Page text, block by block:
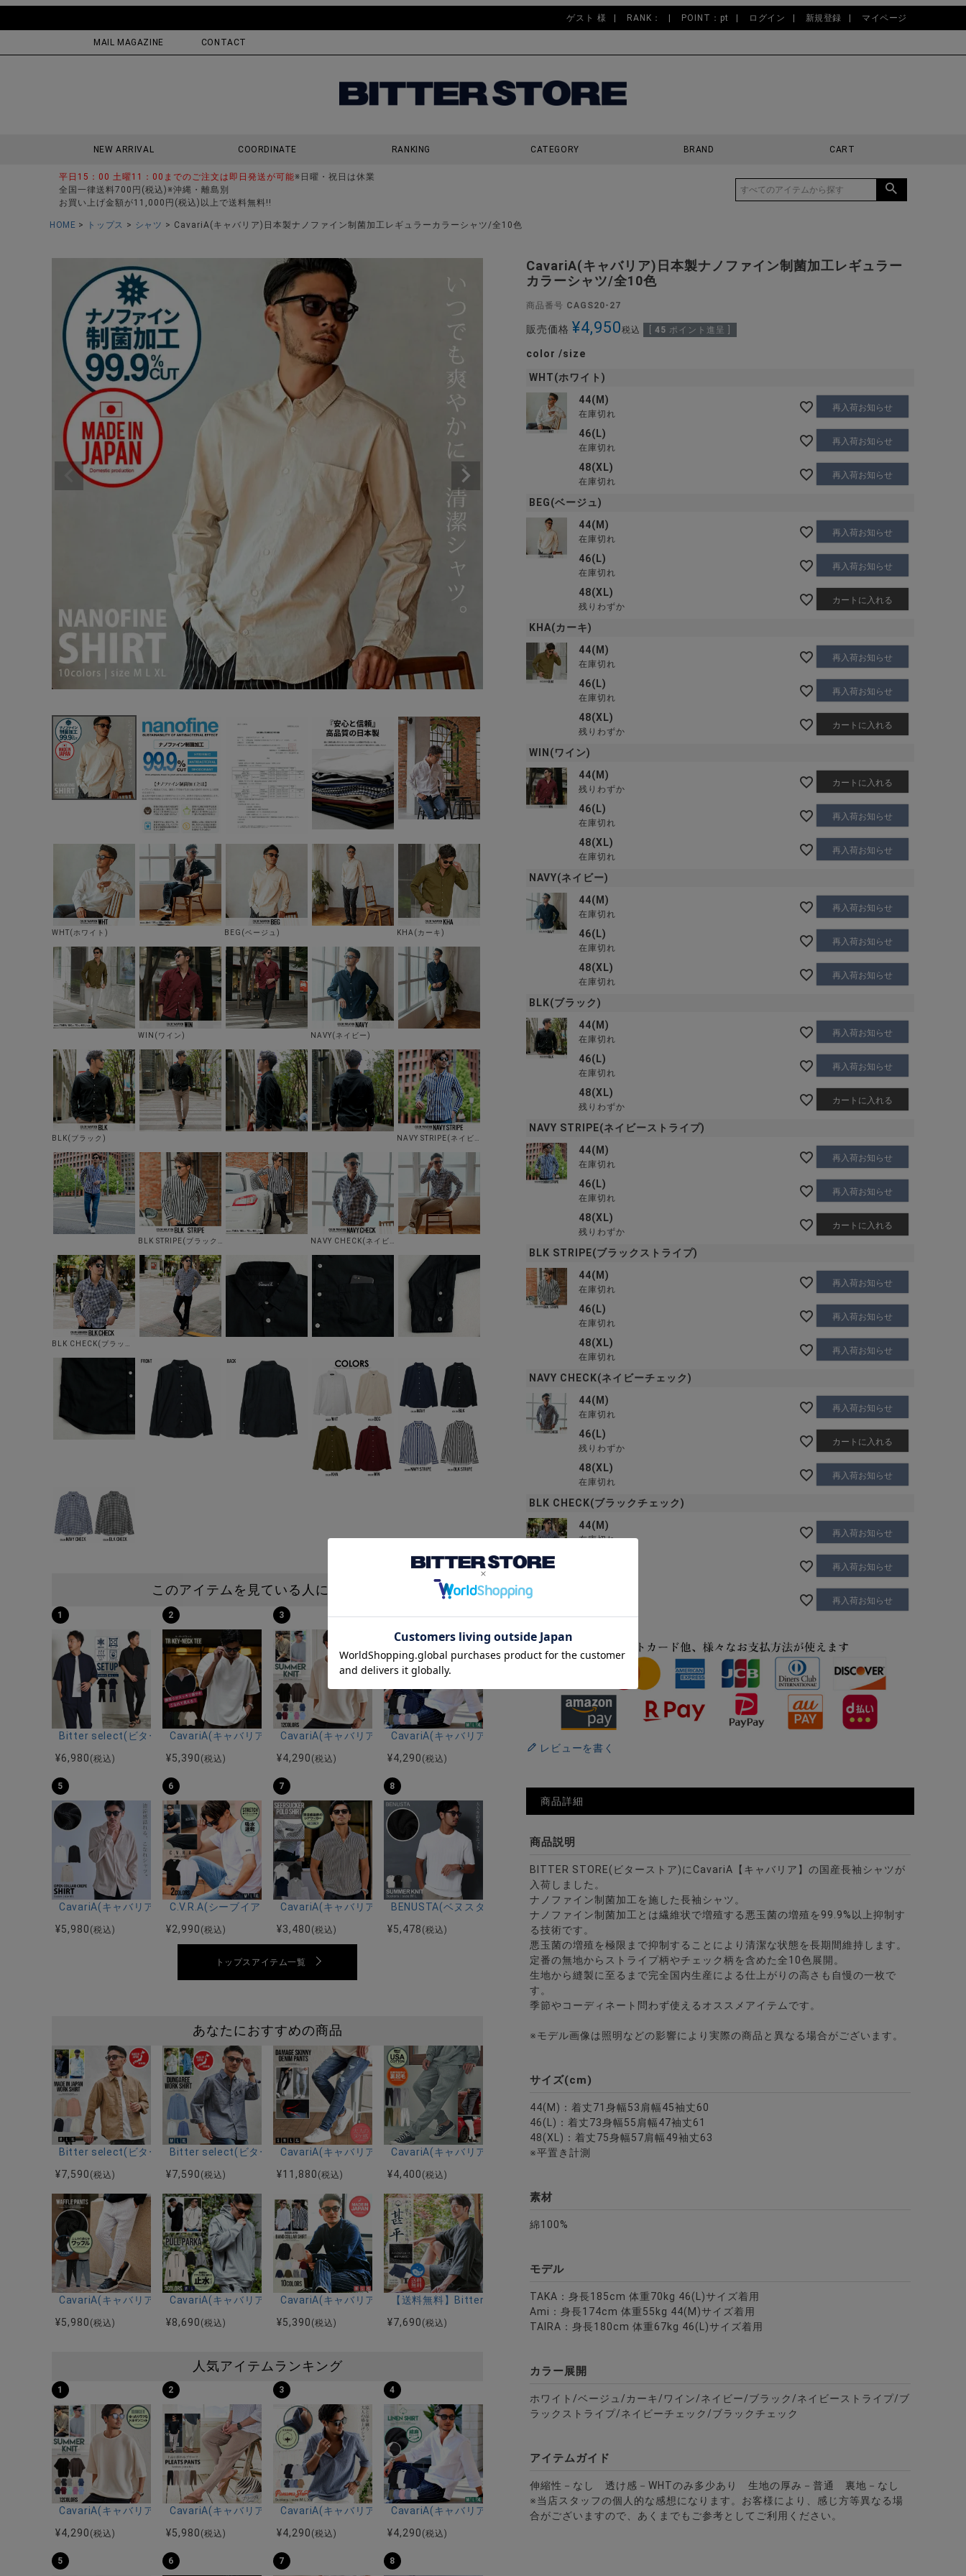
ゲスト 様 RANK： POINT：pt ログイン 新規登録 マイページ
MAIL MAGAZINE CONTACT
NEW ARRIVAL COORDINATE RANKING CATEGORY BRAND CART
平日15：00 土曜11：00までのご注文は即日発送が可能※日曜・祝日は休業
全国一律送料700円(税込)※沖縄・離島別
お買い上げ金額が11,000円(税込)以上で送料無料!!
HOME トップス シャツ CavariA(キャバリア)日本製ナノファイン制菌加工レギュラーカラーシャツ/全10色
WHT(ホワイト) BEG(ベージュ) KHA(カーキ)
WIN(ワイン) NAVY(ネイビー)
BLK(ブラック)
このアイテムを見ている人におすすめ
1
Bitter select(ビターセレクト)接触冷感スーパーストレッチバンドカラー半袖シャツ＆イージーパンツ/全2色
¥6,980 (税込)
2
CavariA(キャバリア)キーネック半袖Tシャツ/全4色
¥5,390 (税込)
3
CavariA(キャバリア)12Gミラノリブクルーネックドルマンハーフスリーブニット/全12色
¥4,290 (税込)
4
CavariA(キャバリア)コットンリネンホリゾンタルカラー7分袖カプリシャツ/全8色
¥4,290 (税込)
5
CavariA(キャバリア)オープンカラー楊柳シャツ/全3色
¥5,980 (税込)
6
C.V.R.A(シーブイアールエー)吸水速乾コットンタッチクルーネック半袖Tシャツ/全2色
¥2,990 (税込)
7
CavariA(キャバリア)ワイヤー入りイタリアンカラー半袖シアサッカーポロシャツ/全4色
¥3,480 (税込)
8
BENUSTA(ベヌスタ)クルーネック半袖ニット/3色
¥5,478 (税込)
トップスアイテム一覧
あなたにおすすめの商品
Bitter select(ビターセレクト)国産ワークシャツ/全5色
¥7,590 (税込)
Bitter select(ビターセレクト)国産ダンガリーワークシャツ/全3色
¥7,590 (税込)
CavariA(キャバリア)リペア加工スーパーストレッチスキニーデニムパンツ/全3色
¥11,880 (税込)
CavariA(キャバリア)USAコットンヘビーウェイト裏起毛スウェットパンツ/全6色
¥4,400 (税込)
CavariA(キャバリア)2トーンワッフルパンツ/全3色
¥5,980 (税込)
CavariA(キャバリア)止水ジップビッグプルオーバーパーカー/全3色
¥8,690 (税込)
CavariA(キャバリア)バンドカラー長袖シャツ/全10色
¥5,390 (税込)
【送料無料】Bitter select(ビターセレクト)パイル甚平(メンズ)/全3色
¥7,690 (税込)
人気アイテムランキング
1
CavariA(キャバリア)12Gミラノリブクルーネックドルマンハーフスリーブニット/全12色
¥4,290 (税込)
2
CavariA(キャバリア)プリーツ加工イージーロングパンツ/全5色
¥5,980 (税込)
3
CavariA(キャバリア)パナマ織り7分袖カプリシャツ/全9色
¥4,290 (税込)
4
CavariA(キャバリア)コットンリネンホリゾンタルカラー7分袖カプリシャツ/全8色
¥4,290 (税込)
5 6 7 8
CavariA(キャバリア)日本製ナノファイン制菌加工レギュラー
カラーシャツ/全10色
商品番号 CAGS20-27
販売価格 ¥4,950税込 45 ポイント進呈 ]
color size
WHT(ホワイト)
44(M)
在庫切れ
再入荷お知らせ
46(L)
在庫切れ
再入荷お知らせ
48(XL)
在庫切れ
再入荷お知らせ
BEG(ベージュ)
44(M)
在庫切れ
再入荷お知らせ
46(L)
在庫切れ
再入荷お知らせ
48(XL)
残りわずか
カートに入れる
KHA(カーキ)
44(M)
在庫切れ
再入荷お知らせ
46(L)
在庫切れ
再入荷お知らせ
48(XL)
残りわずか
カートに入れる
WIN(ワイン)
44(M)
残りわずか
カートに入れる
46(L)
在庫切れ
再入荷お知らせ
48(XL)
在庫切れ
再入荷お知らせ
NAVY(ネイビー)
44(M)
在庫切れ
再入荷お知らせ
46(L)
在庫切れ
再入荷お知らせ
48(XL)
在庫切れ
再入荷お知らせ
BLK(ブラック)
44(M)
在庫切れ
再入荷お知らせ
46(L)
在庫切れ
再入荷お知らせ
48(XL)
残りわずか
カートに入れる
NAVY STRIPE(ネイビーストライプ)
44(M)
在庫切れ
再入荷お知らせ
46(L)
在庫切れ
再入荷お知らせ
48(XL)
残りわずか
カートに入れる
BLK STRIPE(ブラックストライプ)
44(M)
在庫切れ
再入荷お知らせ
46(L)
在庫切れ
再入荷お知らせ
48(XL)
在庫切れ
再入荷お知らせ
NAVY CHECK(ネイビーチェック)
44(M)
在庫切れ
再入荷お知らせ
46(L)
残りわずか
カートに入れる
48(XL)
在庫切れ
再入荷お知らせ
BLK CHECK(ブラックチェック)
44(M)
在庫切れ
再入荷お知らせ
再入荷お知らせ
再入荷お知らせ
レビューを書く
商品詳細
商品説明
BITTER STORE(ビターストア)にCavariA【キャバリア】の国産長袖シャツが
入荷しました。
ナノファイン制菌加工を施した長袖シャツ。
ナノファイン制菌加工とは繊維状で増殖する悪玉菌の増殖を99.9%以上抑制す
る技術です。
悪玉菌の増殖を極限まで抑制することにより清潔な状態を長期間維持します。
定番の無地からストライプ柄やチェック柄を含めた全10色展開。
生地から縫製に至るまで完全国内生産による仕上がりの高さも自慢の一枚で
す。
季節やコーディネート問わず使えるオススメアイテムです。
※モデル画像は照明などの影響により実際の商品と異なる場合がございます。
サイズ(cm)
44(M)：着丈71身幅53肩幅45袖丈60
46(L)：着丈73身幅55肩幅47袖丈61
48(XL)：着丈75身幅57肩幅49袖丈63
※平置き計測
素材
綿100%
モデル
TAKA：身長185cm 体重70kg 46(L)サイズ着用
Ami：身長174cm 体重55kg 44(M)サイズ着用
TAIRA：身長180cm 体重67kg 46(L)サイズ着用
カラー展開
ホワイト/ベージュ/カーキ/ワイン/ネイビー/ブラック/ネイビーストライプ/ブ
ラックストライプ/ネイビーチェック/ブラックチェック
アイテムガイド
伸縮性－なし 透け感－WHTのみ多少あり 生地の厚み－普通 裏地－なし
※当店スタッフの個人的な感想になります。お客様により、感じ方等異なる場
合がございますので、あくまでもご参考としてご利用ください。